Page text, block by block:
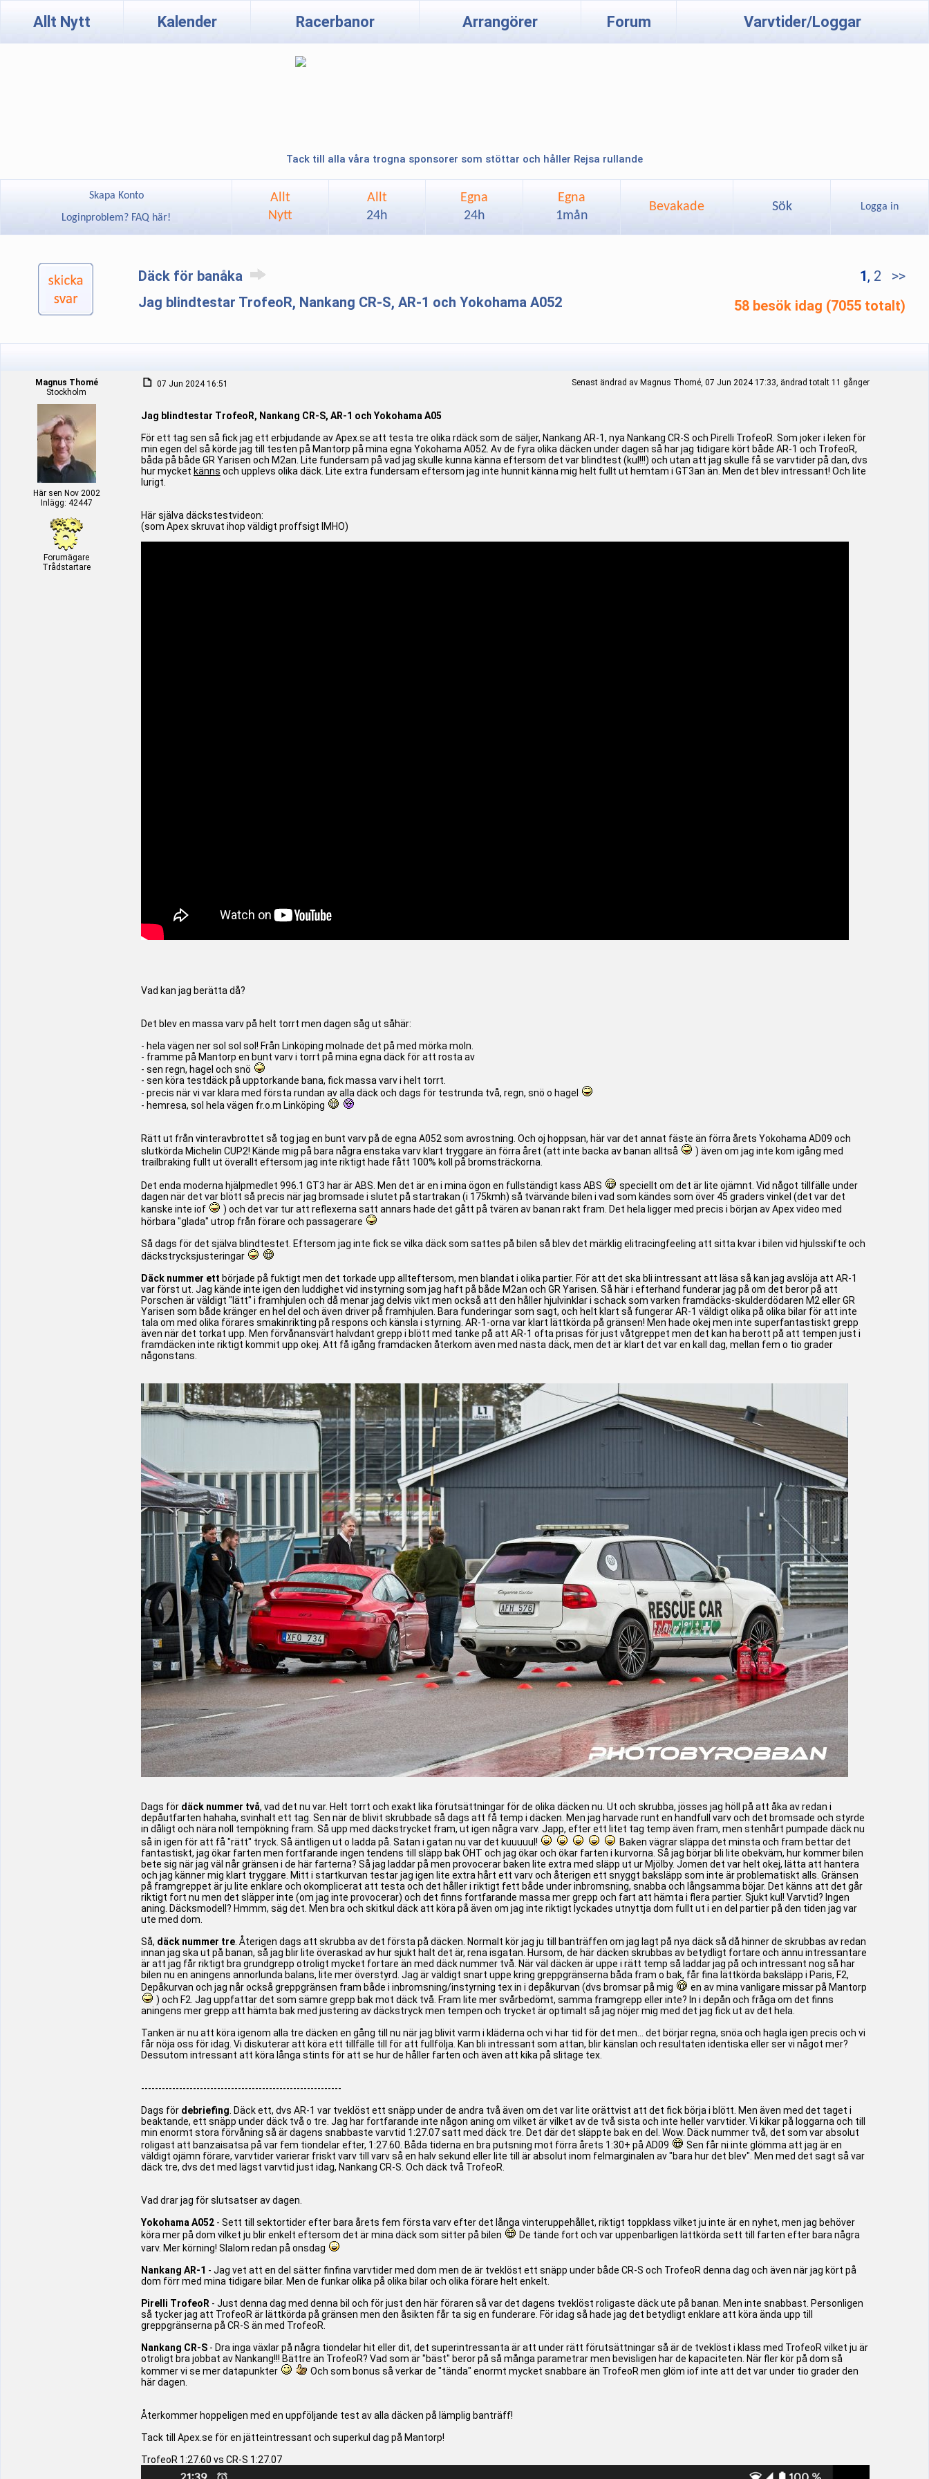
Allt Nytt Kalender Racerbanor Arrangörer Forum Varvtider/Loggar
Tack till alla våra trogna sponsorer som stöttar och håller Rejsa rullande
Skapa Konto
Loginproblem? FAQ här!
Allt
Nytt
Allt
24h
Egna
24h
Egna
1mån
Bevakade Sök Logga in
Däck för banåka
Jag blindtestar TrofeoR, Nankang CR-S, AR-1 och Yokohama A052
1, 2
>>
58 besök idag (7055 totalt)
Magnus Thomé
Stockholm
Här sen Nov 2002
Inlägg: 42447
Forumägare
Trådstartare
07 Jun 2024 16:51 Senast ändrad av Magnus Thomé, 07 Jun 2024 17:33, ändrad totalt 11 gånger
Jag blindtestar TrofeoR, Nankang CR-S, AR-1 och Yokohama A05
För ett tag sen så fick jag ett erbjudande av Apex.se att testa tre olika rdäck som de säljer, Nankang AR-1, nya Nankang CR-S och Pirelli TrofeoR. Som joker i leken för
min egen del så körde jag till testen på Mantorp på mina egna Yokohama A052. Av de fyra olika däcken under dagen så har jag tidigare kört både AR-1 och TrofeoR,
båda på både GR Yarisen och M2an. Lite fundersam på vad jag skulle kunna känna eftersom det var blindtest (kul!!!) och utan att jag skulle få se varvtider på dan, dvs
hur mycket känns och upplevs olika däck. Lite extra fundersam eftersom jag inte hunnit känna mig helt fullt ut hemtam i GT3an än. Men det blev intressant! Och lite
lurigt.
Här själva däckstestvideon:
(som Apex skruvat ihop väldigt proffsigt IMHO)
Vad kan jag berätta då?
Det blev en massa varv på helt torrt men dagen såg ut såhär:
- hela vägen ner sol sol sol! Från Linköping molnade det på med mörka moln.
- framme på Mantorp en bunt varv i torrt på mina egna däck för att rosta av
- sen regn, hagel och snö
- sen köra testdäck på upptorkande bana, fick massa varv i helt torrt.
- precis när vi var klara med första rundan av alla däck och dags för testrunda två, regn, snö o hagel
- hemresa, sol hela vägen fr.o.m Linköping
Rätt ut från vinteravbrottet så tog jag en bunt varv på de egna A052 som avrostning. Och oj hoppsan, här var det annat fäste än förra årets Yokohama AD09 och
slutkörda Michelin CUP2! Kände mig på bara några enstaka varv klart tryggare än förra året (att inte backa av banan alltså
) även om jag inte kom igång med
trailbraking fullt ut överallt eftersom jag inte riktigt hade fått 100% koll på bromsträckorna.
Det enda moderna hjälpmedlet 996.1 GT3 har är ABS. Men det är en i mina ögon en fullständigt kass ABS
speciellt om det är lite ojämnt. Vid något tillfälle under
dagen när det var blött så precis när jag bromsade i slutet på startrakan (i 175kmh) så tvärvände bilen i vad som kändes som över 45 graders vinkel (det var det
kanske inte iof
) och det var tur att reflexerna satt annars hade det gått på tvären av banan rakt fram. Det hela ligger med precis i början av Apex video med
hörbara "glada" utrop från förare och passagerare
Så dags för det själva blindtestet. Eftersom jag inte fick se vilka däck som sattes på bilen så blev det märklig elitracingfeeling att sitta kvar i bilen vid hjulsskifte och
däckstrycksjusteringar
Däck nummer ett började på fuktigt men det torkade upp allteftersom, men blandat i olika partier. För att det ska bli intressant att läsa så kan jag avslöja att AR-1
var först ut. Jag kände inte igen den luddighet vid instyrning som jag haft på både M2an och GR Yarisen. Så här i efterhand funderar jag på om det beror på att
Porschen är väldigt "lätt" i framhjulen och då menar jag delvis vikt men också att den håller hjulvinklar i schack som varken framdäcks-skulderdödaren M2 eller GR
Yarisen som både kränger en hel del och även driver på framhjulen. Bara funderingar som sagt, och helt klart så fungerar AR-1 väldigt olika på olika bilar för att inte
tala om med olika förares smakinrikting på respons och känsla i styrning. AR-1-orna var klart lättkörda på gränsen! Men hade okej men inte superfantastiskt grepp
även när det torkat upp. Men förvånansvärt halvdant grepp i blött med tanke på att AR-1 ofta prisas för just våtgreppet men det kan ha berott på att tempen just i
framdäcken inte riktigt kommit upp okej. Att få igång framdäcken återkom även med nästa däck, men det är klart det var en kall dag, mellan fem o tio grader
någonstans.
Dags för däck nummer två, vad det nu var. Helt torrt och exakt lika förutsättningar för de olika däcken nu. Ut och skrubba, jösses jag höll på att åka av redan i
depåutfarten hahaha, svinhalt ett tag. Sen när de blivit skrubbade så dags att få temp i däcken. Men jag harvade runt en handfull varv och det bromsade och styrde
in dåligt och nära noll tempökning fram. Så upp med däckstrycket fram, ut igen några varv. Japp, efter ett litet tag temp även fram, men stenhårt pumpade däck nu
så in igen för att få "rätt" tryck. Så äntligen ut o ladda på. Satan i gatan nu var det kuuuuul!
Baken vägrar släppa det minsta och fram bettar det
fantastiskt, jag ökar farten men fortfarande ingen tendens till släpp bak ÖHT och jag ökar och ökar farten i kurvorna. Så jag börjar bli lite obekväm, hur kommer bilen
bete sig när jag väl når gränsen i de här farterna? Så jag laddar på men provocerar baken lite extra med släpp ut ur Mjölby. Jomen det var helt okej, lätta att hantera
och jag känner mig klart tryggare. Mitt i startkurvan testar jag igen lite extra hårt ett varv och återigen ett snyggt baksläpp som inte är problematiskt alls. Gränsen
på framgreppet är ju lite enklare och okomplicerat att testa och det håller i riktigt fett både under inbromsning, snabba och långsamma böjar. Det känns att det går
riktigt fort nu men det släpper inte (om jag inte provocerar) och det finns fortfarande massa mer grepp och fart att hämta i flera partier. Sjukt kul! Varvtid? Ingen
aning. Däcksmodell? Hmmm, säg det. Men bra och skitkul däck att köra på även om jag inte riktigt lyckades utnyttja dom fullt ut i en del partier på den tiden jag var
ute med dom.
Så, däck nummer tre . Återigen dags att skrubba av det första på däcken. Normalt kör jag ju till banträffen om jag lagt på nya däck så då hinner de skrubbas av redan
innan jag ska ut på banan, så jag blir lite överaskad av hur sjukt halt det är, rena isgatan. Hursom, de här däcken skrubbas av betydligt fortare och ännu intressantare
är att jag får riktigt bra grundgrepp otroligt mycket fortare än med däck nummer två. När väl däcken är uppe i rätt temp så laddar jag på och intressant nog så har
bilen nu en aningens annorlunda balans, lite mer överstyrd. Jag är väldigt snart uppe kring greppgränserna båda fram o bak, får fina lättkörda baksläpp i Paris, F2,
Depåkurvan och jag når också greppgränsen fram både i inbromsning/instyrning tex in i depåkurvan (dvs bromsar på mig
en av mina vanligare missar på Mantorp
) och F2. Jag uppfattar det som sämre grepp bak mot däck två. Fram lite mer svårbedömt, samma framgrepp eller inte? In i depån och fråga om det finns
aningens mer grepp att hämta bak med justering av däckstryck men tempen och trycket är optimalt så jag nöjer mig med det jag fick ut av det hela.
Tanken är nu att köra igenom alla tre däcken en gång till nu när jag blivit varm i kläderna och vi har tid för det men... det börjar regna, snöa och hagla igen precis och vi
får nöja oss för idag. Vi diskuterar att köra ett tillfälle till för att fullfölja. Kan bli intressant som attan, blir känslan och resultaten identiska eller ser vi något mer?
Dessutom intressant att köra långa stints för att se hur de håller farten och även att kika på slitage tex.
----------------------------------------------------------
Dags för debriefing . Däck ett, dvs AR-1 var tveklöst ett snäpp under de andra två även om det var lite orättvist att det fick börja i blött. Men även med det taget i
beaktande, ett snäpp under däck två o tre. Jag har fortfarande inte någon aning om vilket är vilket av de två sista och inte heller varvtider. Vi kikar på loggarna och till
min enormt stora förvåning så är dagens snabbaste varvtid 1:27.07 satt med däck tre. Det där det släppte bak en del. Wow. Däck nummer två, det som var absolut
roligast att banzaisatsa på var fem tiondelar efter, 1:27.60. Båda tiderna en bra putsning mot förra årets 1:30+ på AD09
Sen får ni inte glömma att jag är en
väldigt ojämn förare, varvtider varierar friskt varv till varv så en halv sekund eller lite till är absolut inom felmarginalen av "bara hur det blev". Men med det sagt så var
däck tre, dvs det med lägst varvtid just idag, Nankang CR-S. Och däck två TrofeoR.
Vad drar jag för slutsatser av dagen.
Yokohama A052 - Sett till sektortider efter bara årets fem första varv efter det långa vinteruppehållet, riktigt toppklass vilket ju inte är en nyhet, men jag behöver
köra mer på dom vilket ju blir enkelt eftersom det är mina däck som sitter på bilen
De tände fort och var uppenbarligen lättkörda sett till farten efter bara några
varv. Mer körning! Slalom redan på onsdag
Nankang AR-1 - Jag vet att en del sätter finfina varvtider med dom men de är tveklöst ett snäpp under både CR-S och TrofeoR denna dag och även när jag kört på
dom förr med mina tidigare bilar. Men de funkar olika på olika bilar och olika förare helt enkelt.
Pirelli TrofeoR - Just denna dag med denna bil och för just den här föraren så var det dagens tveklöst roligaste däck ute på banan. Men inte snabbast. Personligen
så tycker jag att TrofeoR är lättkörda på gränsen men den åsikten får ta sig en funderare. För idag så hade jag det betydligt enklare att köra ända upp till
greppgränserna på CR-S än med TrofeoR.
Nankang CR-S - Dra inga växlar på några tiondelar hit eller dit, det superintressanta är att under rätt förutsättningar så är de tveklöst i klass med TrofeoR vilket ju är
otroligt bra jobbat av Nankang!!! Bättre än TrofeoR? Vad som är "bäst" beror på så många parametrar men bevisligen har de kapaciteten. När fler kör på dom så
kommer vi se mer datapunkter
Och som bonus så verkar de "tända" enormt mycket snabbare än TrofeoR men glöm iof inte att det var under tio grader den
här dagen.
Återkommer hoppeligen med en uppföljande test av alla däcken på lämplig banträff!
Tack till Apex.se för en jätteintressant och superkul dag på Mantorp!
TrofeoR 1:27.60 vs CR-S 1:27.07